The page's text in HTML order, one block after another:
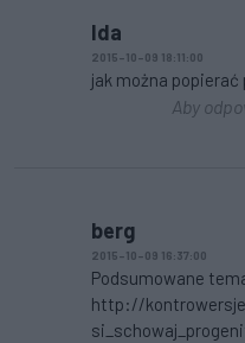
Ida
2015-10-09 18:11:00
jak można
Aby
berg
2015-10-09 16:37:00
Podsumowane
http://